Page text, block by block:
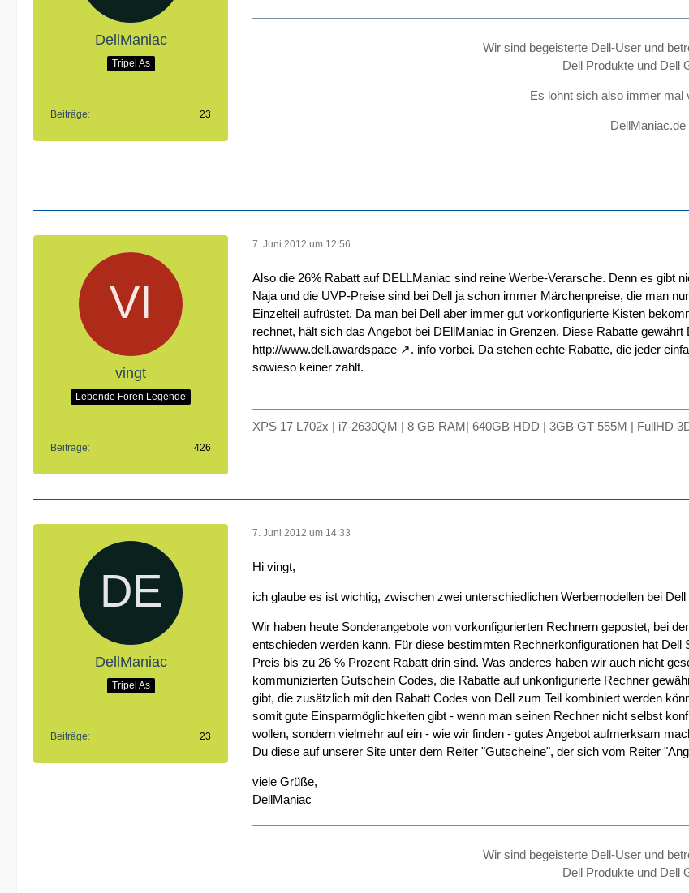
DellManiac
Tripel As
Beiträge 23
Wir sind begeisterte Dell-User und
Dell Produkte und Dell
Es lohnt sich also immer mal
DellManiac.de
vingt
Lebende Foren Legende
Beiträge 426
7. Juni 2012 um 12:56
Also die 26% Rabatt auf DELLManiac sind reine Werbe-Verarsche. Denn es gibt
Naja und die UVP-Preise sind bei Dell ja schon immer Märchenpreise, die man
Einzelteil aufrüstet. Da man bei Dell aber immer gut vorkonfigurierte Kisten
rechnet, hält sich das Angebot bei DEllManiac in Grenzen. Diese Rabatte
http://www.dell.awardspace
. info vorbei. Da stehen echte Rabatte, die jeder
sowieso keiner zahlt.
XPS 17 L702x | i7-2630QM | 8 GB RAM| 640GB HDD | 3GB GT 555M | FullHD
DellManiac
Tripel As
Beiträge 23
7. Juni 2012 um 14:33
Hi vingt,
ich glaube es ist wichtig, zwischen zwei unterschiedlichen Werbemodellen bei
Wir haben heute Sonderangebote von vorkonfigurierten Rechnern gepostet, bei
entschieden werden kann. Für diese bestimmten Rechnerkonfigurationen hat
Preis bis zu 26 % Prozent Rabatt drin sind. Was anderes haben wir auch nicht
kommunizierten Gutschein Codes, die Rabatte auf unkonfigurierte Rechner
gibt, die zusätzlich mit den Rabatt Codes von Dell zum Teil kombiniert werden
somit gute Einsparmöglichkeiten gibt - wenn man seinen Rechner nicht selbst
wollen, sondern vielmehr auf ein - wie wir finden - gutes Angebot aufmerksam
Du diese auf unserer Site unter dem Reiter "Gutscheine", der sich vom Reiter
viele Grüße,
DellManiac
Wir sind begeisterte Dell-User und
Dell Produkte und Dell